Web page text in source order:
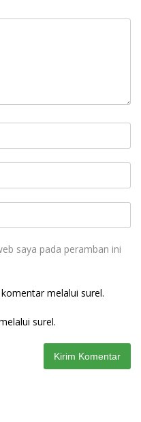
saya pada peramban ini
melalui surel.
surel.